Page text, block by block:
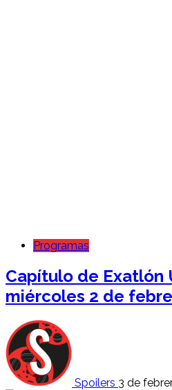
Programas
Capítulo de Exatlón
miércoles 2 de
Spoilers 3 de